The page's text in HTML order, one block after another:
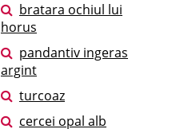
bratara ochiul lui
horus
pandantiv ingeras
argint
turcoaz
cercei opal alb